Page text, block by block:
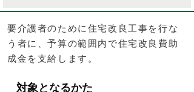
要介護者のために住宅改良工事を行な
う者に、予算の範囲内で住宅改良費助
成金を支給します。
対象となるかた